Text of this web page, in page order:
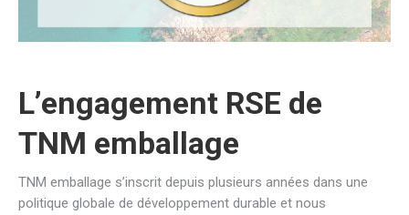
L’engagement RSE de
TNM emballage
TNM emballage s’inscrit depuis plusieurs années dans une
politique globale de développement durable et nous